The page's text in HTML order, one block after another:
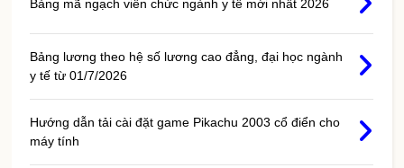
Bảng mã ngạch viên chức ngành y tế mới nhất 2026
Bảng lương theo hệ số lương cao đẳng, đại học ngành
y tế từ 01/7/2026
Hướng dẫn tải cài đặt game Pikachu 2003 cổ điển cho
máy tính